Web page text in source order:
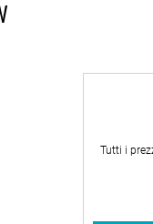
Tutti i